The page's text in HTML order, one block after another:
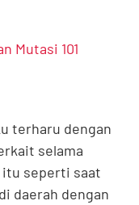
Mutasi 101
terharu dengan
selama
itu seperti saat
daerah dengan